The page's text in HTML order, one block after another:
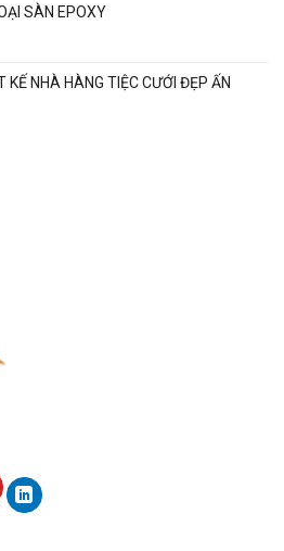
SÀN EPOXY
KẾ NHÀ HÀNG TIỆC CƯỚI ĐẸP ẤN